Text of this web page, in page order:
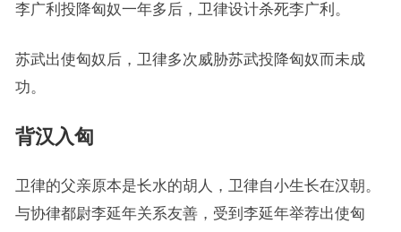
李广利投降匈奴一年多后，卫律设计杀死李广利。
苏武出使匈奴后，卫律多次威胁苏武投降匈奴而未成
功。
背汉入匈
卫律的父亲原本是长水的胡人，卫律自小生长在汉朝。
与协律都尉李延年关系友善，受到李延年举荐出使匈